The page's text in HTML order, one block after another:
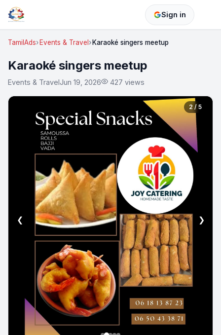
Sign in
TamilAds Events & Travel Karaoké singers meetup
Karaoké singers meetup
Events & TravelJun 19, 2026 427 views
❮ ❯
2 / 5